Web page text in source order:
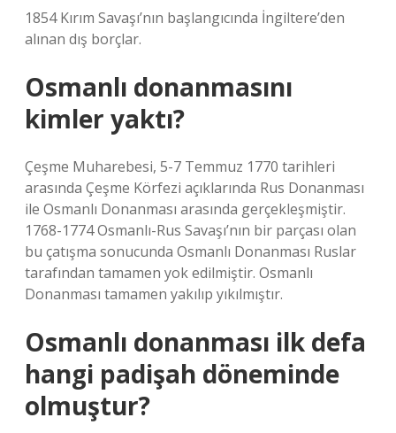
1854 Kırım Savaşı’nın başlangıcında İngiltere’den
alınan dış borçlar.
Osmanlı donanmasını
kimler yaktı?
Çeşme Muharebesi, 5-7 Temmuz 1770 tarihleri ​​
arasında Çeşme Körfezi açıklarında Rus Donanması
ile Osmanlı Donanması arasında gerçekleşmiştir.
1768-1774 Osmanlı-Rus Savaşı’nın bir parçası olan
bu çatışma sonucunda Osmanlı Donanması Ruslar
tarafından tamamen yok edilmiştir. Osmanlı
Donanması tamamen yakılıp yıkılmıştır.
Osmanlı donanması ilk defa
hangi padişah döneminde
olmuştur?